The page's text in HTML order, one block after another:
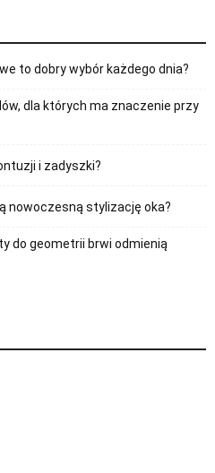
to dobry wybór każdego dnia?
dla których ma znaczenie przy
i zadyszki?
nowoczesną stylizację oka?
do geometrii brwi odmienią